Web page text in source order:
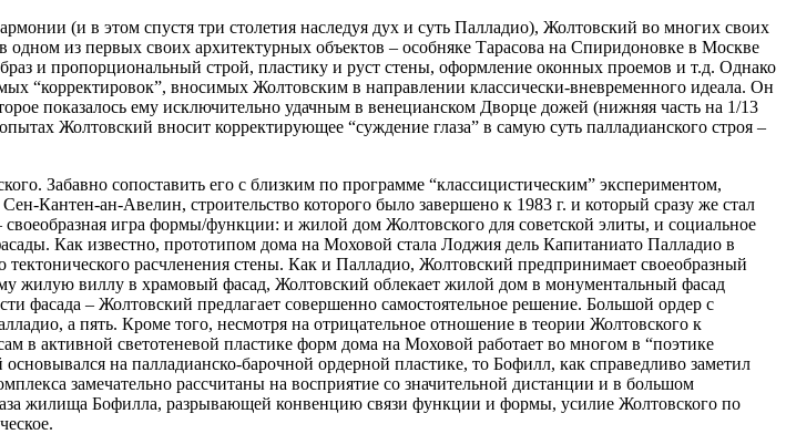
(и в этом спустя три столетия наследуя дух и суть Палладио), Жолтовский во многих своих
из первых своих архитектурных объектов – особняке Тарасова на Спиридоновке в Москве
и пропорциональный строй, пластику и руст стены, оформление оконных проемов и т.д. Однако
“корректировок”, вносимых Жолтовским в направлении классически-вневременного идеала. Он
показалось ему исключительно удачным в венецианском Дворце дожей (нижняя часть на 1/13
Жолтовский вносит корректирующее “суждение глаза” в самую суть палладианского строя –
Забавно сопоставить его с близким по программе “классицистическим” экспериментом,
Кантен-ан-Авелин, строительство которого было завершено к 1983 г. и который сразу же стал
игра формы/функции: и жилой дом Жолтовского для советской элиты, и социальное
Как известно, прототипом дома на Моховой стала Лоджия дель Капитаниато Палладио в
расчленения стены. Как и Палладио, Жолтовский предпринимает своеобразный
жилую виллу в храмовый фасад, Жолтовский облекает жилой дом в монументальный фасад
– Жолтовский предлагает совершенно самостоятельное решение. Большой ордер с
а пять. Кроме того, несмотря на отрицательное отношение в теории Жолтовского к
в активной светотеневой пластике форм дома на Моховой работает во многом в “поэтике
на палладианско-барочной ордерной пластике, то Бофилл, как справедливо заметил
замечательно рассчитаны на восприятие со значительной дистанции и в большом
жилища Бофилла, разрывающей конвенцию связи функции и формы, усилие Жолтовского по